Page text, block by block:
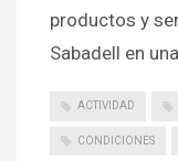
productos y
Sabadell en
ACTIVIDAD
CONDICIONES